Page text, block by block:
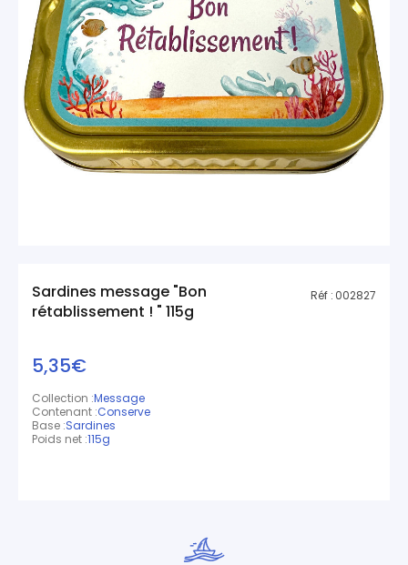
Sardines message "Bon
rétablissement ! " 115g
Réf : 002827
5,35€
Collection :Message
Contenant :Conserve
Base :Sardines
Poids net :115g